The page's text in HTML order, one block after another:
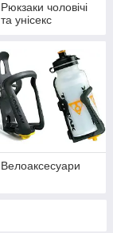
Рюкзаки чоловічі
та унісекс
Велоаксесуари